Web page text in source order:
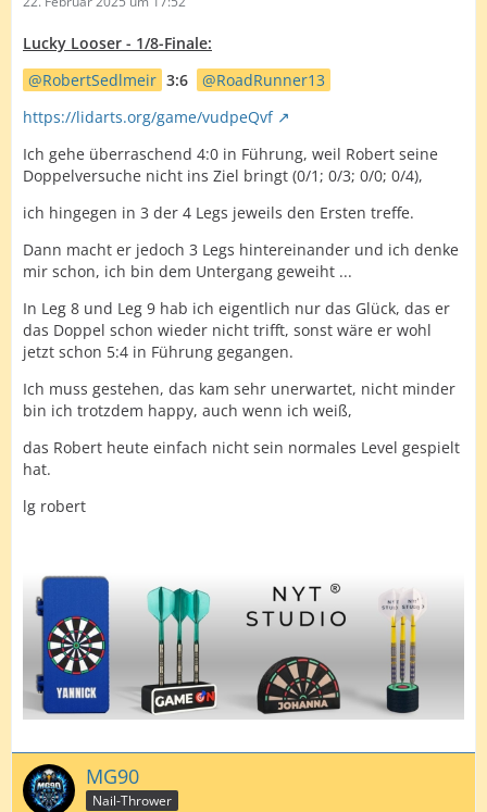
Lucky Looser - 1/8-Finale:
RobertSedlmeir 3:6
RoadRunner13
https://lidarts.org/game/vudpeQvf
Ich gehe überraschend 4:0 in Führung, weil Robert seine
Doppelversuche nicht ins Ziel bringt (0/1; 0/3; 0/0; 0/4),
ich hingegen in 3 der 4 Legs jeweils den Ersten treffe.
Dann macht er jedoch 3 Legs hintereinander und ich denke
mir schon, ich bin dem Untergang geweiht ...
In Leg 8 und Leg 9 hab ich eigentlich nur das Glück, das er
das Doppel schon wieder nicht trifft, sonst wäre er wohl
jetzt schon 5:4 in Führung gegangen.
Ich muss gestehen, das kam sehr unerwartet, nicht minder
bin ich trotzdem happy, auch wenn ich weiß,
das Robert heute einfach nicht sein normales Level gespielt
hat.
lg robert
MG90
Nail-Thrower